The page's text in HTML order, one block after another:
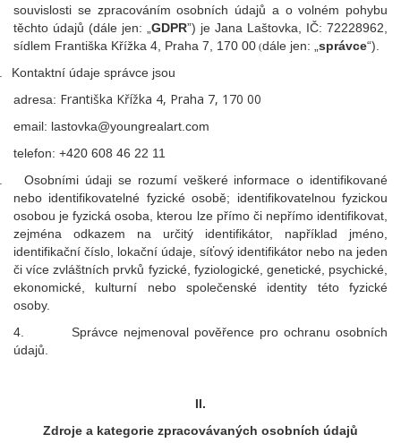
souvislosti se zpracováním osobních údajů a o volném pohybu
těchto údajů (dále jen: „ GDPR”) je Jana Laštovka, IČ: 72228962,
sídlem Františka Křížka 4, Praha 7, 170 00 (dále jen: „ správce“).
Kontaktní údaje správce jsou
adresa: Františka Křížka 4, Praha 7, 170 00
email: lastovka@youngrealart.com
telefon: +420 608 46 22 11
Osobními údaji se rozumí veškeré informace o identifikované
nebo identifikovatelné fyzické osobě; identifikovatelnou fyzickou
osobou je fyzická osoba, kterou lze přímo či nepřímo identifikovat,
zejména odkazem na určitý identifikátor, například jméno,
identifikační číslo, lokační údaje, síťový identifikátor nebo na jeden
či více zvláštních prvků fyzické, fyziologické, genetické, psychické,
ekonomické, kulturní nebo společenské identity této fyzické
osoby.
4.
Správce nejmenoval pověřence pro ochranu osobních
údajů.
II.
Zdroje a kategorie zpracovávaných osobních údajů